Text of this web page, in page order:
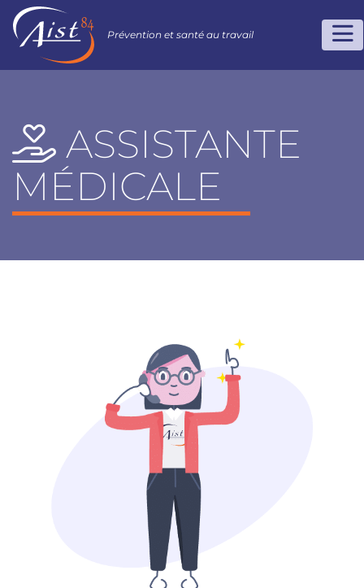
Prévention et santé au travail
ASSISTANTE
MÉDICALE